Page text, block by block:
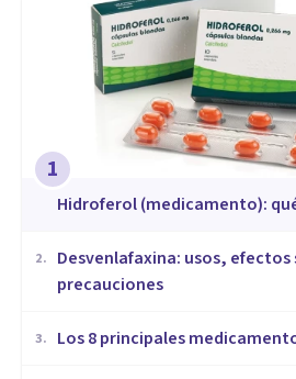
1
Hidroferol (medicamento):
2.
Desvenlafaxina: usos, efectos
precauciones
3. Los 8 principales